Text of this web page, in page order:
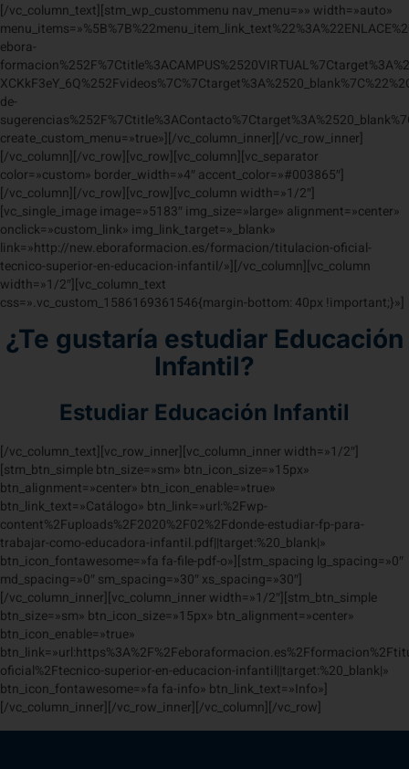
[/vc_column_text][stm_wp_custommenu nav_menu=»» width=»auto»
ebora-
de-
create_custom_menu=»true»][/vc_column_inner][/vc_row_inner]
[/vc_column][/vc_row][vc_row][vc_column][vc_separator
color=»custom» border_width=»4″ accent_color=»#003865″]
[/vc_column][/vc_row][vc_row][vc_column width=»1/2″]
[vc_single_image image=»5183″ img_size=»large» alignment=»center»
onclick=»custom_link» img_link_target=»_blank»
link=»http://new.eboraformacion.es/formacion/titulacion-oficial-
tecnico-superior-en-educacion-infantil/»][/vc_column][vc_column
width=»1/2″][vc_column_text
css=».vc_custom_1586169361546{margin-bottom: 40px !important;}»]
¿Te gustaría estudiar Educación
Infantil?
Estudiar Educación Infantil
[/vc_column_text][vc_row_inner][vc_column_inner width=»1/2″]
[stm_btn_simple btn_size=»sm» btn_icon_size=»15px»
btn_alignment=»center» btn_icon_enable=»true»
btn_link_text=»Catálogo» btn_link=»url:%2Fwp-
content%2Fuploads%2F2020%2F02%2Fdonde-estudiar-fp-para-
trabajar-como-educadora-infantil.pdf||target:%20_blank|»
btn_icon_fontawesome=»fa fa-file-pdf-o»][stm_spacing lg_spacing=»0″
md_spacing=»0″ sm_spacing=»30″ xs_spacing=»30″]
[/vc_column_inner][vc_column_inner width=»1/2″][stm_btn_simple
btn_size=»sm» btn_icon_size=»15px» btn_alignment=»center»
btn_icon_enable=»true»
oficial%2Ftecnico-superior-en-educacion-infantil||target:%20_blank|»
btn_icon_fontawesome=»fa fa-info» btn_link_text=»Info»]
[/vc_column_inner][/vc_row_inner][/vc_column][/vc_row]